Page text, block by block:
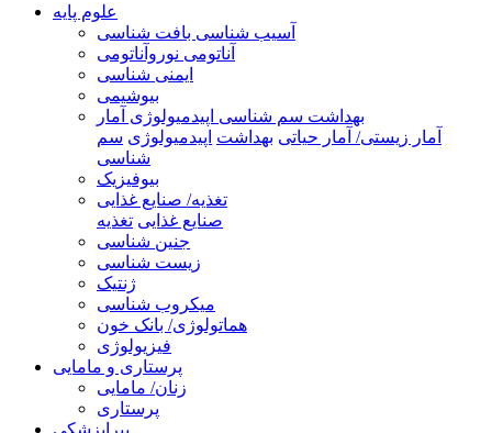
علوم پایه
آسیب شناسی بافت شناسی
آناتومی نوروآناتومی
ایمنی شناسی
بیوشیمی
بهداشت سم شناسی اپیدمیولوژی آمار
آمار زیستی/ آمار حیاتی بهداشت اپیدمیولوژی سم
شناسی
بیوفیزیک
تغذیه/ صنایع غذایی
صنایع غذایی تغذیه
جنین شناسی
زیست شناسی
ژنتیک
میکروب شناسی
هماتولوژی/ بانک خون
فیزیولوژی
پرستاری و مامایی
زنان/ مامایی
پرستاری
پیراپزشکی